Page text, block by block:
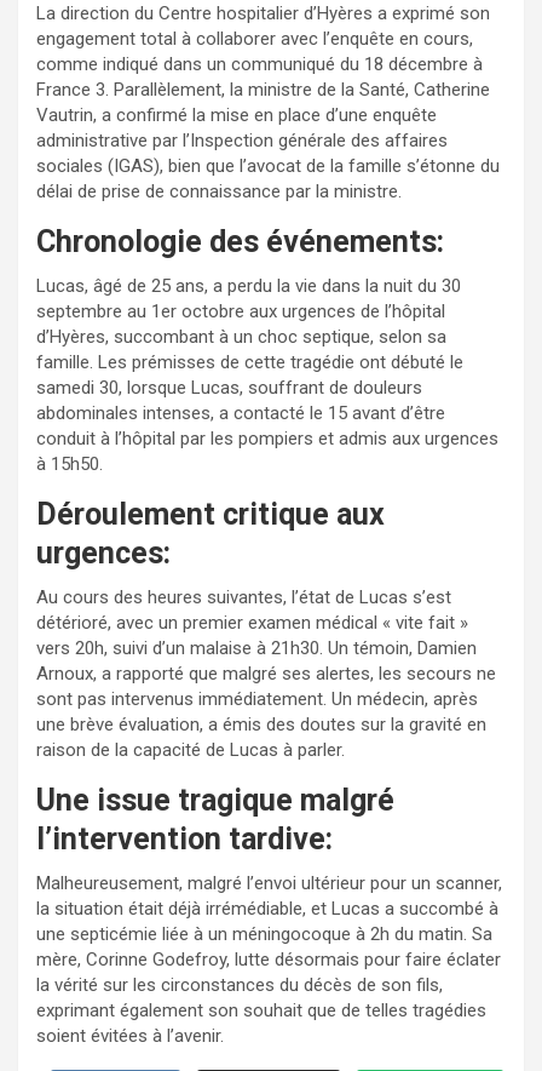
La direction du Centre hospitalier d’Hyères a exprimé son
engagement total à collaborer avec l’enquête en cours,
comme indiqué dans un communiqué du 18 décembre à
France 3. Parallèlement, la ministre de la Santé, Catherine
Vautrin, a confirmé la mise en place d’une enquête
administrative par l’Inspection générale des affaires
sociales (IGAS), bien que l’avocat de la famille s’étonne du
délai de prise de connaissance par la ministre.
Chronologie des événements:
Lucas, âgé de 25 ans, a perdu la vie dans la nuit du 30
septembre au 1er octobre aux urgences de l’hôpital
d’Hyères, succombant à un choc septique, selon sa
famille. Les prémisses de cette tragédie ont débuté le
samedi 30, lorsque Lucas, souffrant de douleurs
abdominales intenses, a contacté le 15 avant d’être
conduit à l’hôpital par les pompiers et admis aux urgences
à 15h50.
Déroulement critique aux
urgences:
Au cours des heures suivantes, l’état de Lucas s’est
détérioré, avec un premier examen médical « vite fait »
vers 20h, suivi d’un malaise à 21h30. Un témoin, Damien
Arnoux, a rapporté que malgré ses alertes, les secours ne
sont pas intervenus immédiatement. Un médecin, après
une brève évaluation, a émis des doutes sur la gravité en
raison de la capacité de Lucas à parler.
Une issue tragique malgré
l’intervention tardive:
Malheureusement, malgré l’envoi ultérieur pour un scanner,
la situation était déjà irrémédiable, et Lucas a succombé à
une septicémie liée à un méningocoque à 2h du matin. Sa
mère, Corinne Godefroy, lutte désormais pour faire éclater
la vérité sur les circonstances du décès de son fils,
exprimant également son souhait que de telles tragédies
soient évitées à l’avenir.